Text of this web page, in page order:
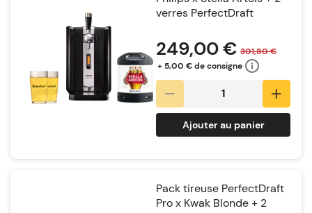
verres PerfectDraft
249,00 € 301,80 €
+ 5,00 € de consigne
Ajouter au panier
Pack tireuse PerfectDraft
Pro x Kwak Blonde + 2